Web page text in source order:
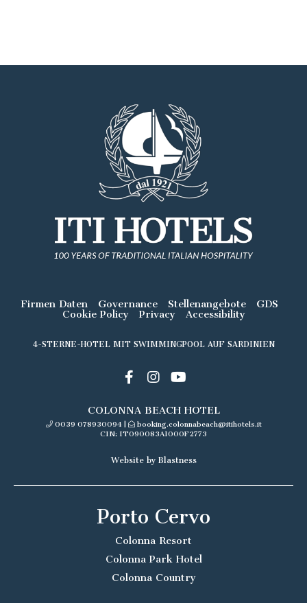
Firmen Daten Governance Stellenangebote
GDS
Cookie Policy
Privacy Accessibility
4-STERNE-HOTEL MIT SWIMMINGPOOL AUF SARDINIEN
COLONNA BEACH HOTEL
0039 078930094|
booking.colonnabeach@itihotels.it
CIN: IT090083A1000F2773
Website by Blastness
Porto Cervo
Colonna Resort
Colonna Park Hotel
Colonna Country